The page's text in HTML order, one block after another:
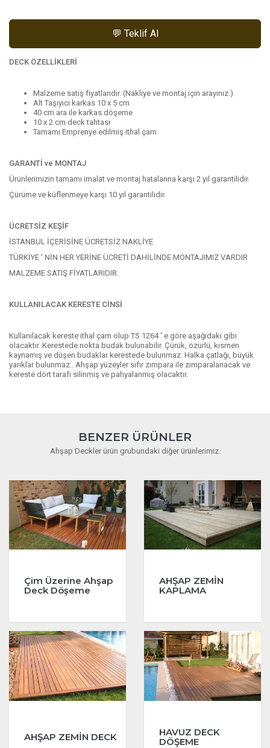
💬 Teklif Al
DECK ÖZELLİKLERİ
Malzeme satış fiyatlarıdır. (Nakliye ve montaj için arayınız.)
Alt Taşıyıcı karkas 10 x 5 cm
40 cm ara ile karkas döşeme
10 x 2 cm deck tahtası
Tamamı Emprenye edilmiş ithal çam
GARANTİ ve MONTAJ
Ürünlerimizin tamamı imalat ve montaj hatalarına karşı 2 yıl garantilidir.
Çürüme ve küflenmeye karşı 10 yıl garantilidir.
ÜCRETSİZ KEŞİF
İSTANBUL İÇERİSİNE ÜCRETSİZ NAKLİYE
TÜRKİYE ' NİN HER YERİNE ÜCRETİ DAHİLİNDE MONTAJIMIZ VARDIR
MALZEME SATIŞ FİYATLARIDIR.
KULLANILACAK KERESTE CİNSİ
Kullanılacak kereste ithal çam olup TS 1264 ' e göre aşağıdaki gibi
olacaktır. Kerestede nokta budak bulunabilir. Çürük, özürlü, kısmen
kaynamış ve düşen budaklar kerestede bulunmaz. Halka çatlağı, büyük
yarıklar bulunmaz.. Ahşap yüzeyler sıfır zımpara ile zımparalanacak ve
kereste dört tarafı silinmiş ve pahyalanmış olacaktır.
BENZER ÜRÜNLER
Ahşap Deckler ürün grubundaki diğer ürünlerimiz.
Çim Üzerine Ahşap
Deck Döşeme
AHŞAP ZEMİN
KAPLAMA
AHŞAP ZEMİN DECK
HAVUZ DECK
DÖŞEME